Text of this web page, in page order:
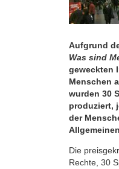
Aufgrund
Was sind
geweckten
Menschen
wurden 30
produziert,
der
Die
Rechte, 30